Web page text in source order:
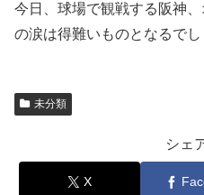
今日、球場で観戦する阪神
の涙は得難いものとなるでし
未分類
シェ
X